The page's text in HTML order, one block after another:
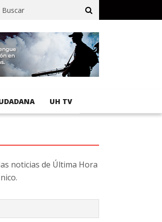
avance en obras de terracería
UH TV
noticias de Última Hora